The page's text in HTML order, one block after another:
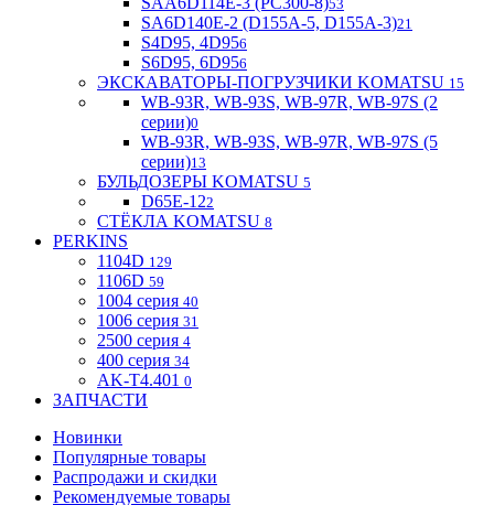
53
SA6D140E-2 (D155A-5, D155A-3)21
S4D95, 4D956
S6D95, 6D956
ЭКСКАВАТОРЫ-ПОГРУЗЧИКИ KOMATSU 15
WB-93R, WB-93S, WB-97R, WB-97S (2
серии)0
WB-93R, WB-93S, WB-97R, WB-97S (5
серии)13
БУЛЬДОЗЕРЫ KOMATSU 5
D65E-122
СТЁКЛА KOMATSU 8
PERKINS
1104D 129
1106D 59
1004 серия 40
1006 серия 31
2500 серия 4
400 серия 34
AK-T4.401 0
ЗАПЧАСТИ
Новинки
Популярные товары
Распродажи и скидки
Рекомендуемые товары